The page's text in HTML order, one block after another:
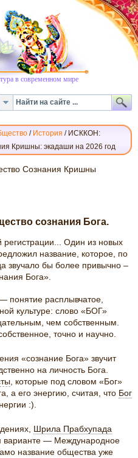
в современном мире
/ История / ИСККОН:
Кришны: экадаши на 2026 год
Сознания Кришны
сознания Бога.
Один из новых
на­зва­ние, которое, по
звучало бы более привычно –
Бога».
понятие расплывчатое,
культуре: слово «БОГ»
чем собственным.
точно и научно.
«сознание Бога» звучит
на личность Бога.
, которые под словом «Бог»
а его энергию, считая, что Бог
:).
Шрила Прабхупада
варианте — Между­народное
название общества уже